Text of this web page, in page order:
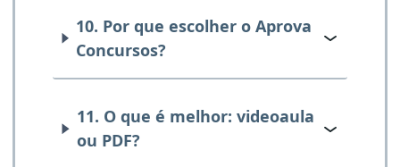
10. Por que escolher o Aprova
Concursos?
11. O que é melhor: videoaula
ou PDF?